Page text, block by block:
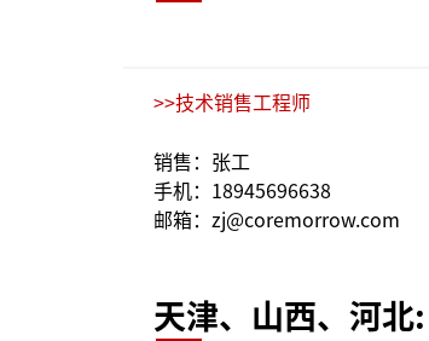
>>技术销售工程师
销售：张工
手机：18945696638
邮箱：zj@coremorrow.com
天津、山西、河北: